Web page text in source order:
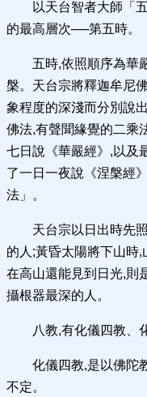
以天台智者大師「
的最高層次──第五時。
五時,依照順序為華
槃。天台宗將釋迦牟尼
象程度的深淺而分別說
佛法,有聲聞緣覺的二乘
七日說《華嚴經》,以及
了一日一夜說《涅槃經
法」。
天台宗以日出時先
的人;黃昏太陽將下山時
在高山還能見到日光,則
攝根器最深的人。
八教,有化儀四教、
化儀四教,是以佛陀
不定。